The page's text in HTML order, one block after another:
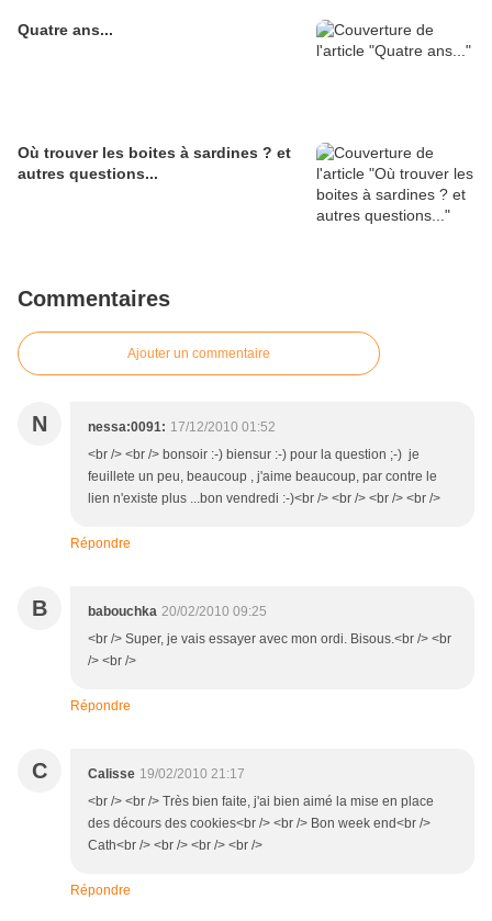
Quatre ans...
Où trouver les boites à sardines ? et
autres questions...
Commentaires
Ajouter un commentaire
N nessa:0091: 17/12/2010 01:52
<br /> <br /> bonsoir :-) biensur :-) pour la question ;-) je
feuillete un peu, beaucoup , j'aime beaucoup, par contre le
lien n'existe plus ...bon vendredi :-)<br /> <br /> <br /> <br />
Répondre
B babouchka 20/02/2010 09:25
<br /> Super, je vais essayer avec mon ordi. Bisous.<br /> <br
/> <br />
Répondre
C Calisse 19/02/2010 21:17
<br /> <br /> Très bien faite, j'ai bien aimé la mise en place
des décours des cookies<br /> <br /> Bon week end<br />
Cath<br /> <br /> <br /> <br />
Répondre